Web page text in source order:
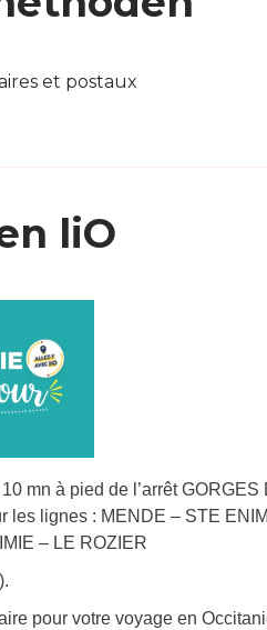
et postaux
liO
mn à pied de l’arrêt
les lignes : MENDE – STE
– LE ROZIER
pour votre voyage en